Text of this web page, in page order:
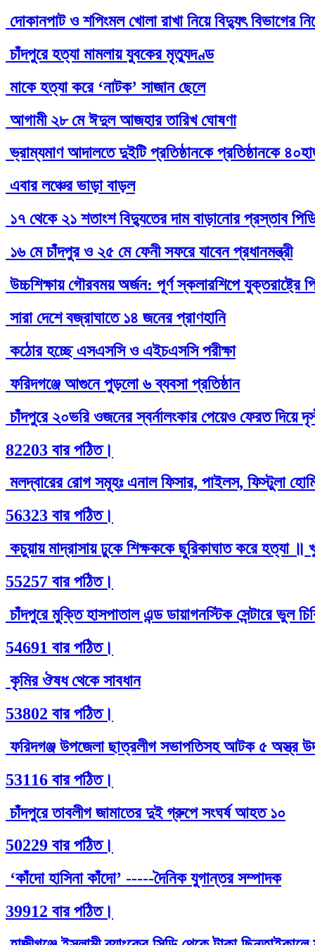
দোকানপাট ও শপিংমল খোলা রাখা নিয়ে বিদ্যুৎ বিভাগের
চাঁদপুরে হত্যা মামলায় যুবকের মৃত্যুদণ্ড
মাকে হত্যা করে ‘নাটক’ সাজান ছেলে
আগামী ২৮ মে ঈদুল আজহার তারিখ ঘোষণা
ভ্রাম্যমাণ আদালতে দুইটি প্রতিষ্ঠানকে প্রতিষ্ঠানকে
এবার লঞ্চের ভাড়া বাড়ল
১৭ থেকে ২১ শতাংশ বিদ্যুতের দাম বাড়ানোর প্রস্তাব
১৬ মে চাঁদপুর ও ২৫ মে ফেনী সফরে যাবেন প্রধানমন্ত্রী
উচ্চশিক্ষায় গৌরবময় অর্জন: পূর্ণ স্কলারশিপে
সারা দেশে বজ্রাঘাতে ১৪ জনের প্রাণহানি
কঠোর হচ্ছে এসএসসি ও এইচএসসি পরীক্ষা
ফরিদগঞ্জে আগুনে পুড়লো ৬ ব্যবসা প্রতিষ্ঠান
চাঁদপুরে ২০ভরি ওজনের স্বর্নালংকার পেয়েও ফেরত দিয়ে
82203 বার পঠিত।
মলদ্বারের রোগ সমূহঃ এনাল ফিসার, পাইলস, ফিস্টুলা
56323 বার পঠিত।
কচুয়ায় মাদ্রাসায় ঢুকে শিক্ষককে ছুরিকাঘাত করে হত্যা ॥
55257 বার পঠিত।
চাঁদপুরে মুক্তি হাসপাতাল এন্ড ডায়াগনস্টিক সেন্টারে ভুল
54691 বার পঠিত।
কৃমির ঔষধ থেকে সাবধান
53802 বার পঠিত।
ফরিদগঞ্জ উপজেলা ছাত্রলীগ সভাপতিসহ আটক ৫ অস্ত্র
53116 বার পঠিত।
চাঁদপুরে তাবলীগ জামাতের দুই গ্রুপে সংঘর্ষ আহত ১০
50229 বার পঠিত।
‘কাঁদো হাসিনা কাঁদো’ -----দৈনিক যুগান্তর সম্পাদক
39912 বার পঠিত।